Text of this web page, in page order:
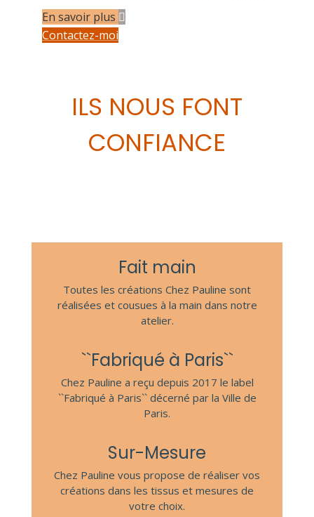
En savoir plus
Contactez-moi
ILS NOUS FONT
CONFIANCE
Fait main
Toutes les créations Chez Pauline sont
réalisées et cousues à la main dans notre
atelier.
``Fabriqué à Paris``
Chez Pauline a reçu depuis 2017 le label
``Fabriqué à Paris`` décerné par la Ville de
Paris.
Sur-Mesure
Chez Pauline vous propose de réaliser vos
créations dans les tissus et mesures de
votre choix.